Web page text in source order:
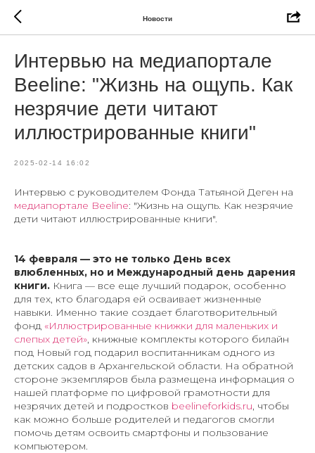
Новости
Интервью на медиапортале
Beeline: "Жизнь на ощупь. Как
незрячие дети читают
иллюстрированные книги"
2025-02-14 16:02
Интервью с руководителем Фонда Татьяной Деген на
медиапортале Beeline: "Жизнь на ощупь. Как незрячие
дети читают иллюстрированные книги".
14 февраля — это не только День всех
влюбленных, но и Международный день дарения
книги. Книга — все еще лучший подарок, особенно
для тех, кто благодаря ей осваивает жизненные
навыки. Именно такие создает благотворительный
фонд «Иллюстрированные книжки для маленьких и
слепых детей», книжные комплекты которого билайн
под Новый год подарил воспитанникам одного из
детских садов в Архангельской области. На обратной
стороне экземпляров была размещена информация о
нашей платформе по цифровой грамотности для
незрячих детей и подростков beelineforkids.ru, чтобы
как можно больше родителей и педагогов смогли
помочь детям освоить смартфоны и пользование
компьютером.